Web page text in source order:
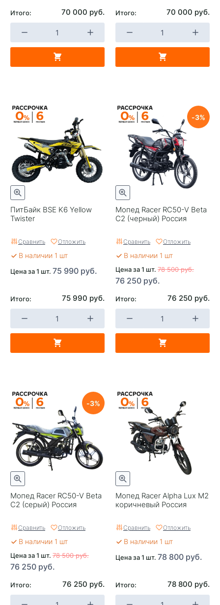
Итого: 70 000 руб. Итого: 70 000 руб.
ПитБайк BSE K6 Yellow
Twister
Сравнить Отложить
В наличии 1 шт
Цена за 1 шт. 75 990 руб.
Итого: 75 990 руб.
Мопед Racer RC50-V Beta
C2 (черный) Россия
3
Сравнить Отложить
В наличии 1 шт
Цена за 1 шт. 78 500 руб.
76 250 руб.
Итого: 76 250 руб.
Мопед Racer RC50-V Beta
C2 (серый) Россия
3
Сравнить Отложить
В наличии 1 шт
Цена за 1 шт. 78 500 руб.
76 250 руб.
Итого: 76 250 руб.
Мопед Racer Alpha Lux M2
коричневый Россия
Сравнить Отложить
В наличии 1 шт
Цена за 1 шт. 78 800 руб.
Итого: 78 800 руб.